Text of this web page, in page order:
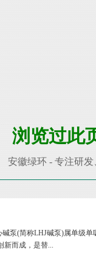
浏览过此
安徽绿环 - 专注研
碱泵(简称LHJ碱泵)属单级单
新而成，是替...